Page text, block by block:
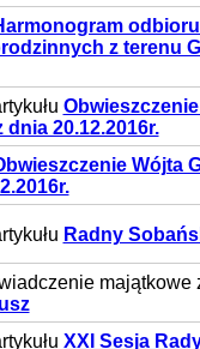
z terenu
20.12.2016r.
Wójta
Radny
majątkowe
XXI Sesja